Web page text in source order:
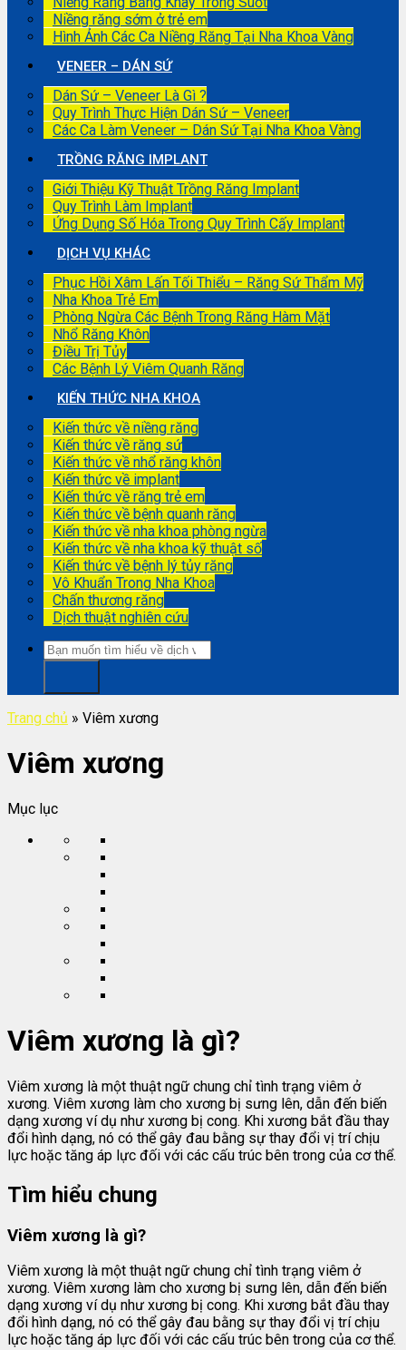
Niềng răng sớm ở trẻ em
Hình Ảnh Các Ca Niềng Răng Tại Nha Khoa Vàng
VENEER – DÁN SỨ
Dán Sứ – Veneer Là Gì ?
Quy Trình Thực Hiện Dán Sứ – Veneer
Các Ca Làm Veneer – Dán Sứ Tại Nha Khoa Vàng
TRỒNG RĂNG IMPLANT
Giới Thiệu Kỹ Thuật Trồng Răng Implant
Quy Trình Làm Implant
Ứng Dụng Số Hóa Trong Quy Trình Cấy Implant
DỊCH VỤ KHÁC
Phục Hồi Xâm Lấn Tối Thiểu – Răng Sứ Thẩm Mỹ
Nha Khoa Trẻ Em
Phòng Ngừa Các Bệnh Trong Răng Hàm Mặt
Nhổ Răng Khôn
Điều Trị Tủy
Các Bệnh Lý Viêm Quanh Răng
KIẾN THỨC NHA KHOA
Kiến thức về niềng răng
Kiến thức về răng sứ
Kiến thức về nhổ răng khôn
Kiến thức về implant
Kiến thức về răng trẻ em
Kiến thức về bệnh quanh răng
Kiến thức về nha khoa phòng ngừa
Kiến thức về nha khoa kỹ thuật số
Kiến thức về bệnh lý tủy răng
Vô Khuẩn Trong Nha Khoa
Chấn thương răng
Dịch thuật nghiên cứu
Trang chủ » Viêm xương
Viêm xương
Mục lục
Viêm xương là gì?
Viêm xương là một thuật ngữ chung chỉ tình trạng viêm ở
xương. Viêm xương làm cho xương bị sưng lên, dẫn đến biến
dạng xương ví dụ như xương bị cong. Khi xương bắt đầu thay
đổi hình dạng, nó có thể gây đau bằng sự thay đổi vị trí chịu
lực hoặc tăng áp lực đối với các cấu trúc bên trong của cơ thể.
Tìm hiểu chung
Viêm xương là gì?
Viêm xương là một thuật ngữ chung chỉ tình trạng viêm ở
xương. Viêm xương làm cho xương bị sưng lên, dẫn đến biến
dạng xương ví dụ như xương bị cong. Khi xương bắt đầu thay
đổi hình dạng, nó có thể gây đau bằng sự thay đổi vị trí chịu
lực hoặc tăng áp lực đối với các cấu trúc bên trong của cơ thể.